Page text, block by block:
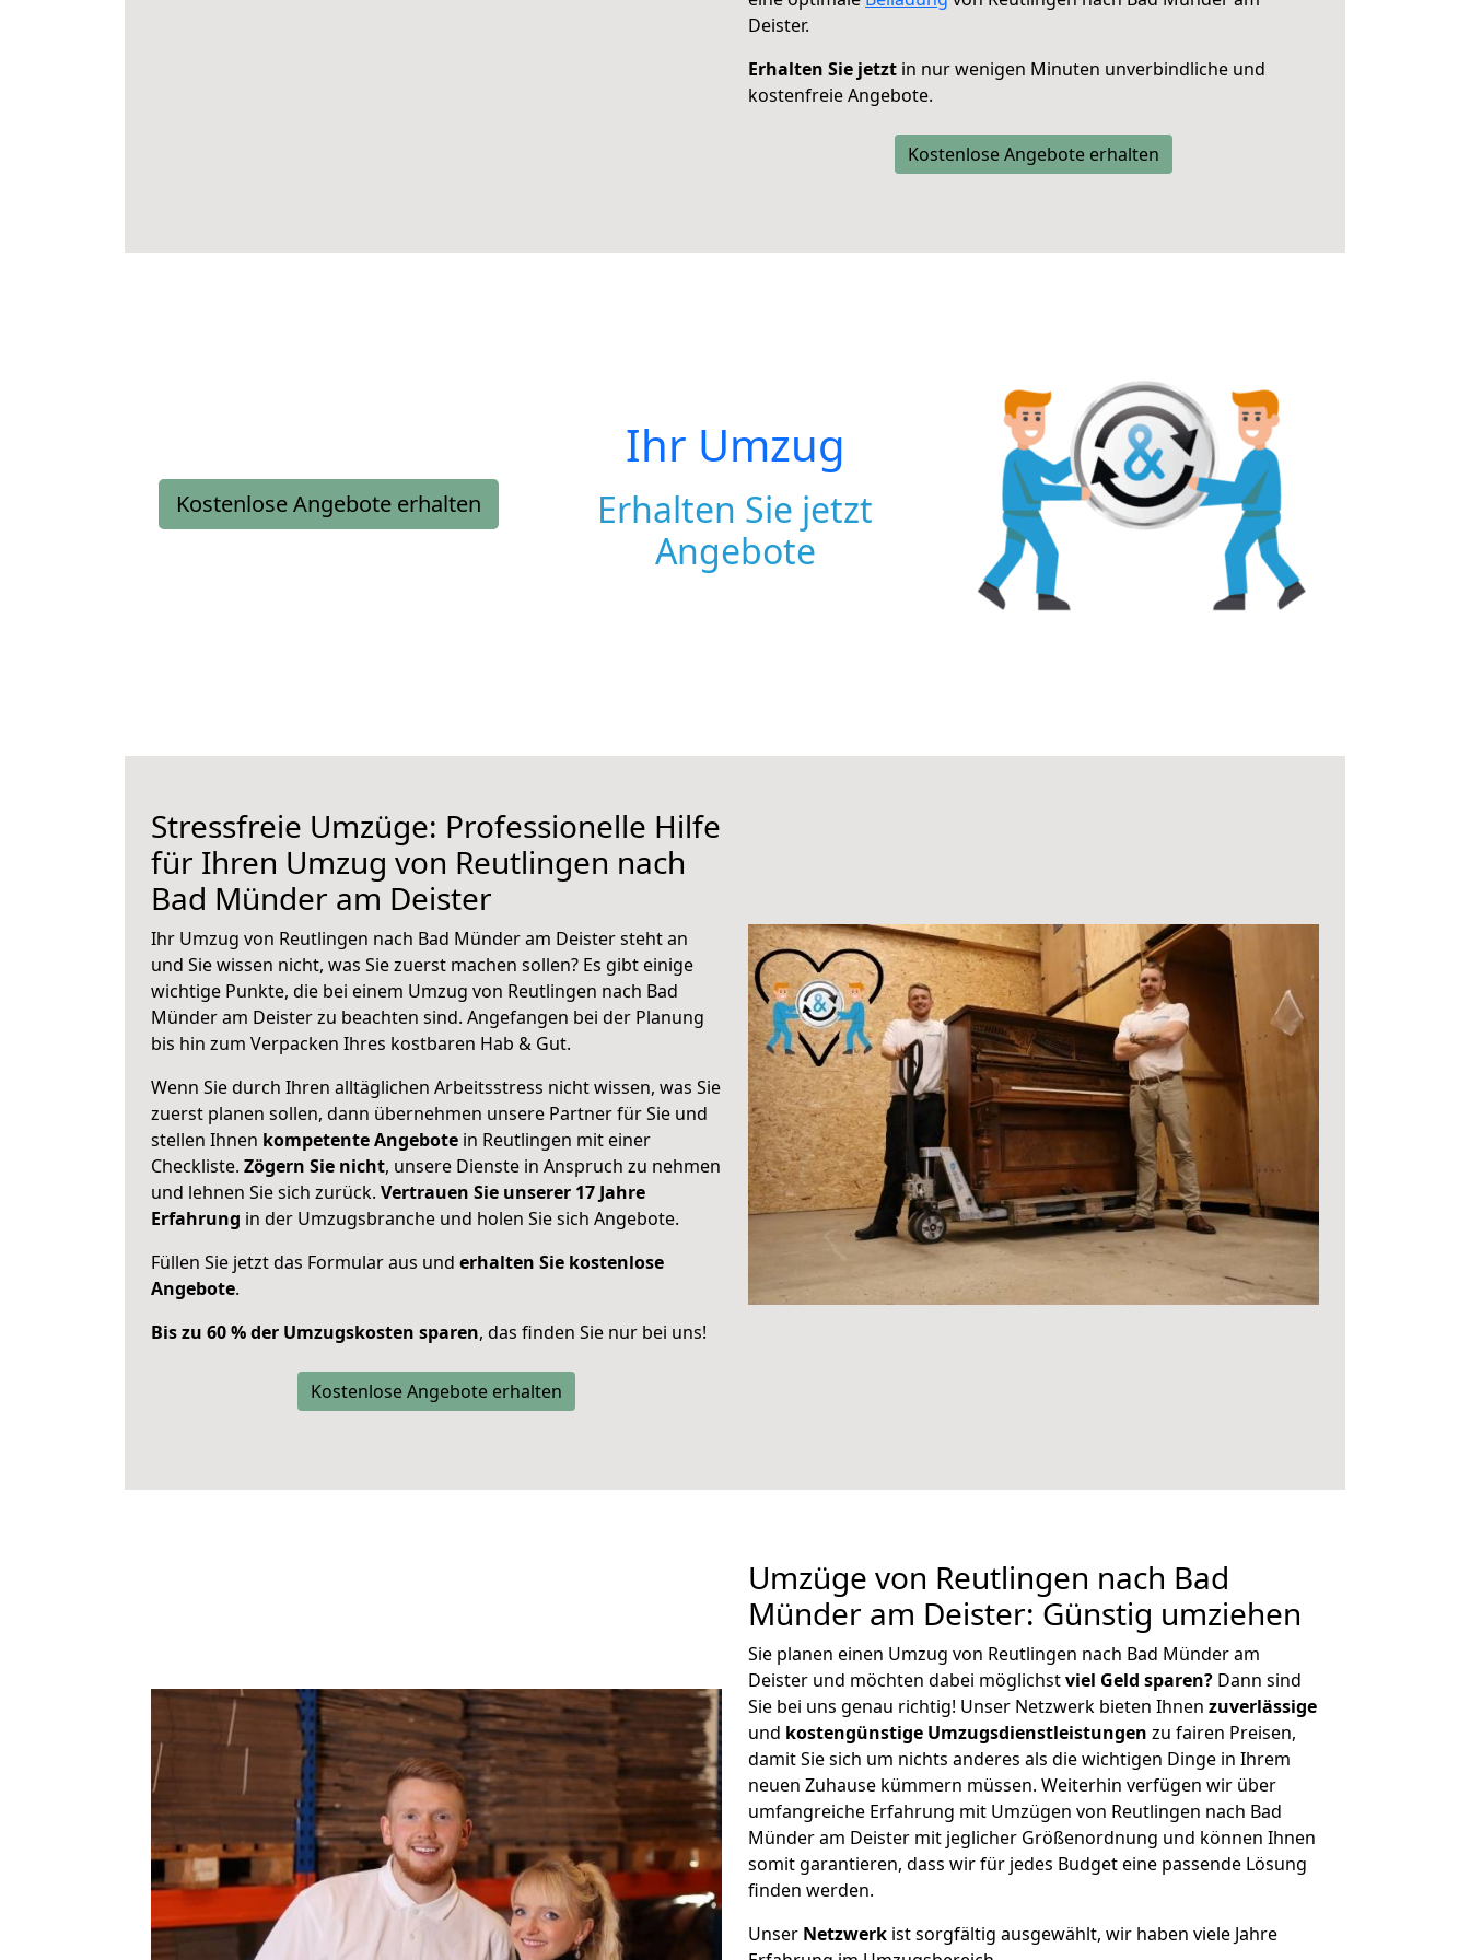
Deister.
Erhalten Sie jetzt in nur wenigen Minuten unverbindliche und
kostenfreie Angebote.
Kostenlose Angebote erhalten
Kostenlose Angebote erhalten
Ihr Umzug
Erhalten Sie jetzt
Angebote
Stressfreie Umzüge: Professionelle Hilfe
für Ihren Umzug von Reutlingen nach
Bad Münder am Deister
Ihr Umzug von Reutlingen nach Bad Münder am Deister steht an
und Sie wissen nicht, was Sie zuerst machen sollen? Es gibt einige
wichtige Punkte, die bei einem Umzug von Reutlingen nach Bad
Münder am Deister zu beachten sind. Angefangen bei der Planung
bis hin zum Verpacken Ihres kostbaren Hab & Gut.
Wenn Sie durch Ihren alltäglichen Arbeitsstress nicht wissen, was Sie
zuerst planen sollen, dann übernehmen unsere Partner für Sie und
stellen Ihnen kompetente Angebote in Reutlingen mit einer
Checkliste. Zögern Sie nicht, unsere Dienste in Anspruch zu nehmen
und lehnen Sie sich zurück. Vertrauen Sie unserer 17 Jahre
Erfahrung in der Umzugsbranche und holen Sie sich Angebote.
Füllen Sie jetzt das Formular aus und erhalten Sie kostenlose
Angebote.
Bis zu 60 % der Umzugskosten sparen, das finden Sie nur bei uns!
Kostenlose Angebote erhalten
Umzüge von Reutlingen nach Bad
Münder am Deister: Günstig umziehen
Sie planen einen Umzug von Reutlingen nach Bad Münder am
Deister und möchten dabei möglichstviel Geld sparen? Dann sind
Sie bei uns genau richtig! Unser Netzwerk bieten Ihnen zuverlässige
und kostengünstige Umzugsdienstleistungen zu fairen Preisen,
damit Sie sich um nichts anderes als die wichtigen Dinge in Ihrem
neuen Zuhause kümmern müssen. Weiterhin verfügen wir über
umfangreiche Erfahrung mit Umzügen von Reutlingen nach Bad
Münder am Deister mit jeglicher Größenordnung und können Ihnen
somit garantieren, dass wir für jedes Budget eine passende Lösung
finden werden.
Unser Netzwerk ist sorgfältig ausgewählt, wir haben viele Jahre